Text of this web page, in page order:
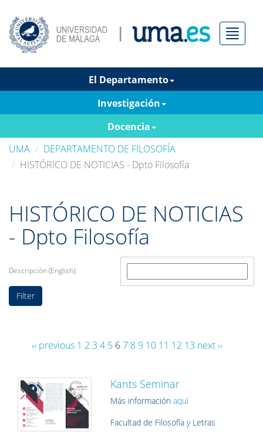
Menú
El Departamento
Investigación
Docencia
UMA
DEPARTAMENTO DE FILOSOFÍA
HISTÓRICO DE NOTICIAS - Dpto Filosofía
HISTÓRICO DE NOTICIAS
- Dpto Filosofía
Descripción (English):
‹‹ previous 1 2 3 4 5 6 7 8 9 10 11 12 13 next ››
Kants Seminar
Más información aquí
Facultad de Filosofía y Letras